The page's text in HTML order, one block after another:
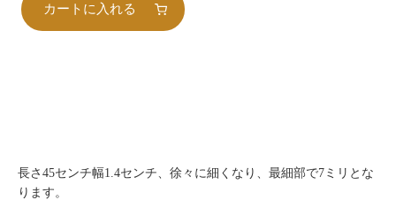
カートに入れる
長さ45センチ幅1.4センチ、徐々に細くなり、最細部で7ミリとな
ります。